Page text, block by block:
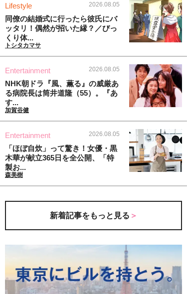
Lifestyle 2026.08.05
同僚の結婚式に行ったら彼氏にバ
ッタリ！偶然が招いた縁？／びっ
くり体...
トシタカマサ
Entertainment 2026.08.05
NHK朝ドラ『風、薫る』の威厳あ
る病院長は筒井道隆（55）。『あ
す...
加賀谷健
Entertainment 2026.08.05
「ほぼ自炊」って驚き！女優・黒
木華が献立365日を全公開、「特
製お...
森美樹
新着記事をもっと見る